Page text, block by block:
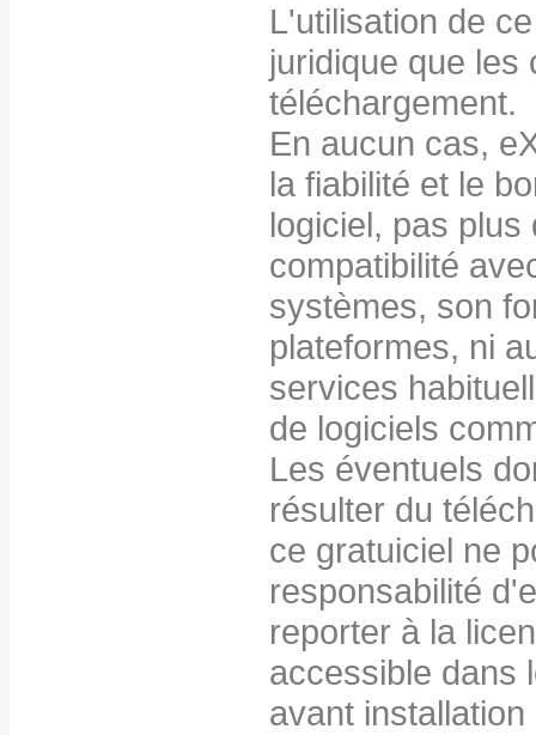
L'utilisation de
juridique que les
téléchargement.
En aucun cas,
la fiabilité et le
logiciel, pas
compatibilité
systèmes, son
plateformes, ni
services
de logiciels
Les éventuels
résulter du
ce gratuiciel ne
responsabilité
reporter à la
accessible dans
avant